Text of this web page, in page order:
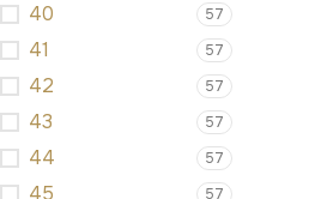
40 57
41 57
42 57
43 57
44 57
45 57